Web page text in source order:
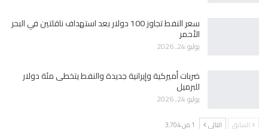
سعر النفط تجاوز 100 دولار بعد استهداف ناقلتين في البحر
الأحمر
يوليو 24, 2026
ضربات أميركية وإيرانية جديدة والنفط يتخطى مئة دولار
للبرميل
يوليو 24, 2026
السابق التالي 1 من 3٬704